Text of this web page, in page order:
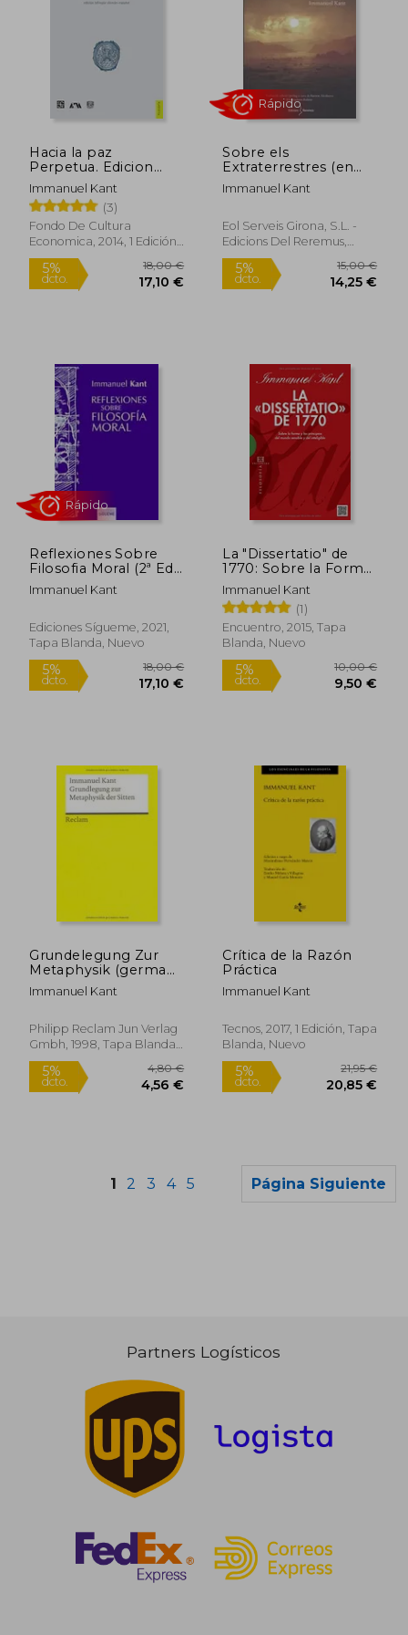
5%
dcto.
Rápido
5%
dcto.
Rápido
Rápido
5%
dcto.
Hacia la paz
Perpetua. Edicion
Bilingüe Alemán-
Español
Immanuel Kant
(3)
Fondo De Cultura
Economica, 2014, 1 Edición,
Tapa Blanda, Nuevo
18,00 €
Sobre els
Extraterrestres (en
Catalán)
Immanuel Kant
Eol Serveis Girona, S.L. -
Edicions Del Reremus,
2020, Tapa Blanda, Nuevo
Rápido
Reflexiones Sobre
Filosofia Moral (2ª Ed.
)Immanuel Kant
Ediciones Sígueme, 2021,
Tapa Blanda, Nuevo
La "Dissertatio" de
1770: Sobre la Forma
y los Principios del
Mundo Sensible y del
Inteligible
Immanuel Kant
(1)
Encuentro, 2015, Tapa
Blanda, Nuevo
Grundelegung Zur
Metaphysik (german
Edition) (en Alemán)
Immanuel Kant
Philipp Reclam Jun Verlag
Gmbh, 1998, Tapa Blanda,
Nuevo
Crítica de la Razón
Práctica
Immanuel Kant
Tecnos, 2017, 1 Edición, Tapa
Blanda, Nuevo
1 2 3 4 5 Página Siguiente
Partners Logísticos